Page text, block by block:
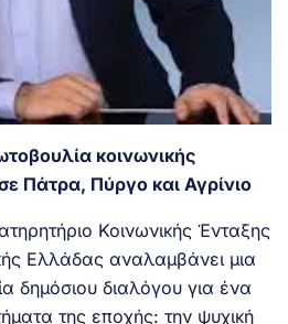
κοινωνικής
Πάτρα, Πύργο και Αγρίνιο
Κοινωνικής Ένταξης
Ελλάδας αναλαμβάνει μια
δημόσιου διαλόγου για ένα
της εποχής: την ψυχική